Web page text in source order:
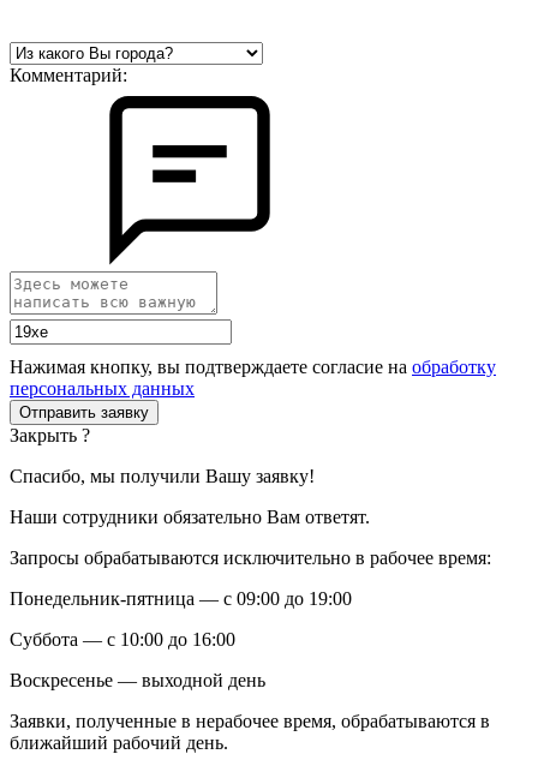
Комментарий:
Нажимая кнопку, вы подтверждаете согласие на обработку
персональных данных
Закрыть ?
Спасибо, мы получили Вашу заявку!
Наши сотрудники обязательно Вам ответят.
Запросы обрабатываются исключительно в рабочее время:
Понедельник-пятница — с 09:00 до 19:00
Суббота — с 10:00 до 16:00
Воскресенье — выходной день
Заявки, полученные в нерабочее время, обрабатываются в
ближайший рабочий день.